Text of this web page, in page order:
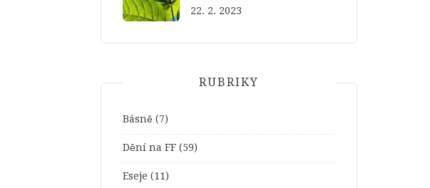
22. 2. 2023
RUBRIKY
Básně (7)
Dění na FF (59)
Eseje (11)